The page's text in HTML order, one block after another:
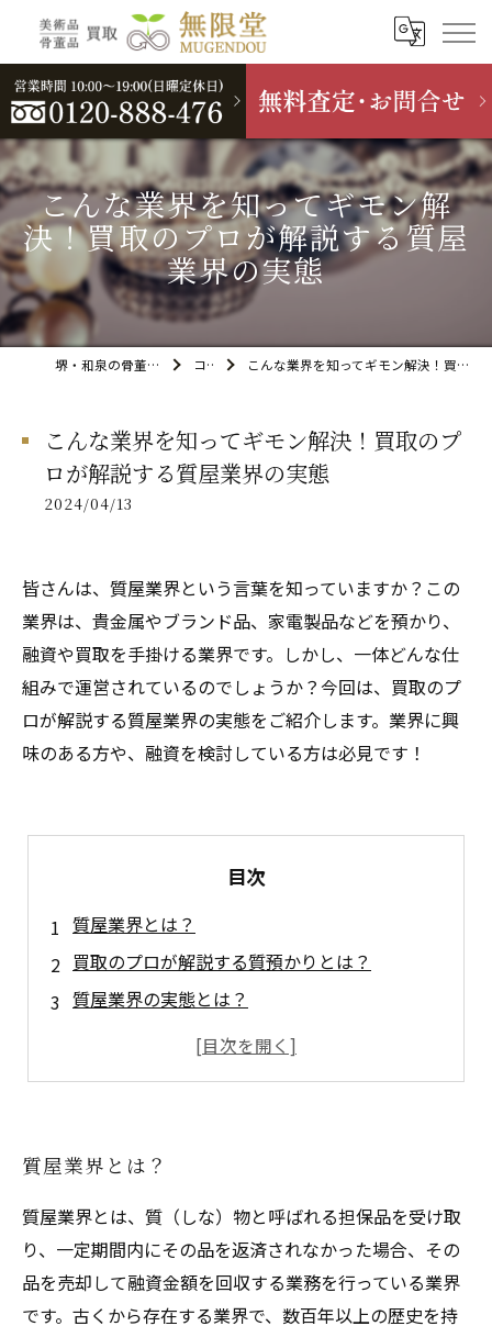
こんな業界を知ってギモン解
決！買取のプロが解説する質屋
業界の実態
堺・和泉の骨董品買取なら無限堂 コラム こんな業界を知ってギモン解決！買取のプロが解説する質屋業界の実態
こんな業界を知ってギモン解決！買取のプ
ロが解説する質屋業界の実態
2024/04/13
皆さんは、質屋業界という言葉を知っていますか？この
業界は、貴金属やブランド品、家電製品などを預かり、
融資や買取を手掛ける業界です。しかし、一体どんな仕
組みで運営されているのでしょうか？今回は、買取のプ
ロが解説する質屋業界の実態をご紹介します。業界に興
味のある方や、融資を検討している方は必見です！
目次
質屋業界とは？
買取のプロが解説する質預かりとは？
質屋業界の実態とは？
質預かりにおけるメリットとデメリットとは？
質屋業界とは？
質屋業界とは、質（しな）物と呼ばれる担保品を受け取
り、一定期間内にその品を返済されなかった場合、その
品を売却して融資金額を回収する業務を行っている業界
です。古くから存在する業界で、数百年以上の歴史を持